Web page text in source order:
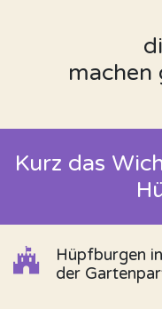
machen
Kurz das
Hüpfburgen
der